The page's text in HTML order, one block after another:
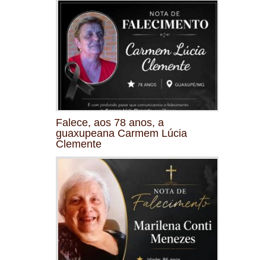
Falece, aos 78 anos, a
guaxupeana Carmem Lúcia
Clemente